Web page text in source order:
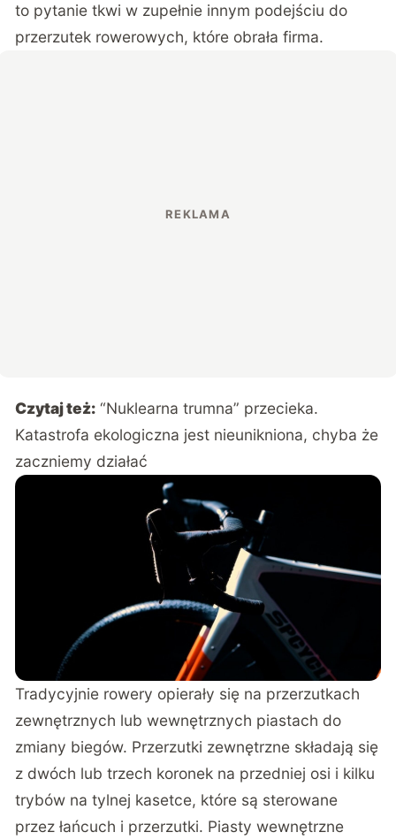
to pytanie tkwi w zupełnie innym podejściu do
przerzutek rowerowych, które obrała firma.
Czytaj też: “Nuklearna trumna” przecieka.
Katastrofa ekologiczna jest nieunikniona, chyba że
zaczniemy działać
Tradycyjnie rowery opierały się na przerzutkach
zewnętrznych lub wewnętrznych piastach do
zmiany biegów. Przerzutki zewnętrzne składają się
z dwóch lub trzech koronek na przedniej osi i kilku
trybów na tylnej kasetce, które są sterowane
przez łańcuch i przerzutki. Piasty wewnętrzne